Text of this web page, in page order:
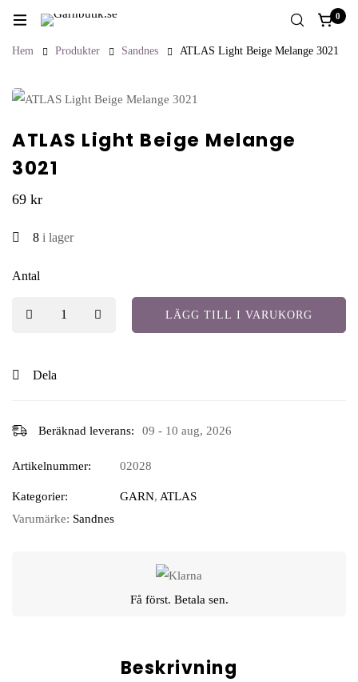
0
Hem Produkter Sandnes ATLAS Light Beige Melange 3021
ATLAS Light Beige Melange
3021
69 kr
8 i lager
Antal
LÄGG TILL I VARUKORG
Dela
Beräknad leverans: 09 - 10 aug, 2026
Artikelnummer: 02028
Kategorier: GARN, ATLAS
Varumärke: Sandnes
Få först. Betala sen.
Beskrivning